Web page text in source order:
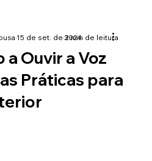
Ouvir a Voz
Práticas para
15 de set. de 20243 min de leitura
de 5 estrelas.